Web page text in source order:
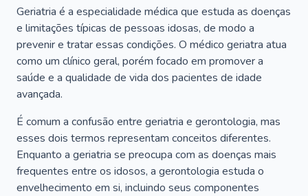
Geriatria é a especialidade médica que estuda as doenças
e limitações típicas de pessoas idosas, de modo a
prevenir e tratar essas condições. O médico geriatra atua
como um clínico geral, porém focado em promover a
saúde e a qualidade de vida dos pacientes de idade
avançada.
É comum a confusão entre geriatria e gerontologia, mas
esses dois termos representam conceitos diferentes.
Enquanto a geriatria se preocupa com as doenças mais
frequentes entre os idosos, a gerontologia estuda o
envelhecimento em si, incluindo seus componentes